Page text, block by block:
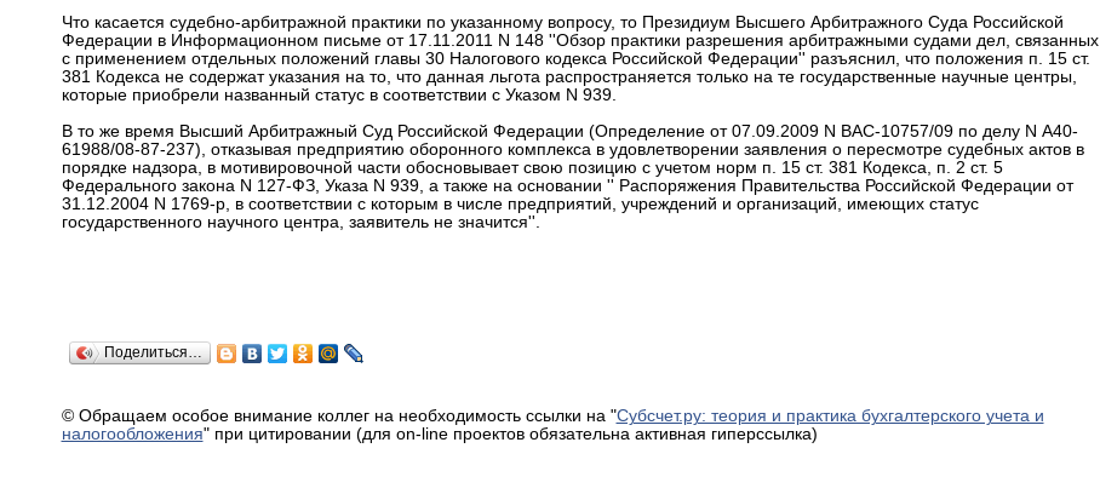
Что касается судебно-арбитражной практики по указанному вопросу, то Президиум Высшего Арбитражного Суда Российской
Федерации в Информационном письме от 17.11.2011 N 148 ''Обзор практики разрешения арбитражными судами дел, связанных
с применением отдельных положений главы 30 Налогового кодекса Российской Федерации'' разъяснил, что положения п. 15 ст.
381 Кодекса не содержат указания на то, что данная льгота распространяется только на те государственные научные центры,
которые приобрели названный статус в соответствии с Указом N 939.
В то же время Высший Арбитражный Суд Российской Федерации (Определение от 07.09.2009 N ВАС-10757/09 по делу N А40-
61988/08-87-237), отказывая предприятию оборонного комплекса в удовлетворении заявления о пересмотре судебных актов в
порядке надзора, в мотивировочной части обосновывает свою позицию с учетом норм п. 15 ст. 381 Кодекса, п. 2 ст. 5
Федерального закона N 127-ФЗ, Указа N 939, а также на основании '' Распоряжения Правительства Российской Федерации от
31.12.2004 N 1769-р, в соответствии с которым в числе предприятий, учреждений и организаций, имеющих статус
государственного научного центра, заявитель не значится''.
Поделиться…
© Обращаем особое внимание коллег на необходимость ссылки на "Субсчет.ру: теория и практика бухгалтерского учета и
налогообложения" при цитировании (для on-line проектов обязательна активная гиперссылка)